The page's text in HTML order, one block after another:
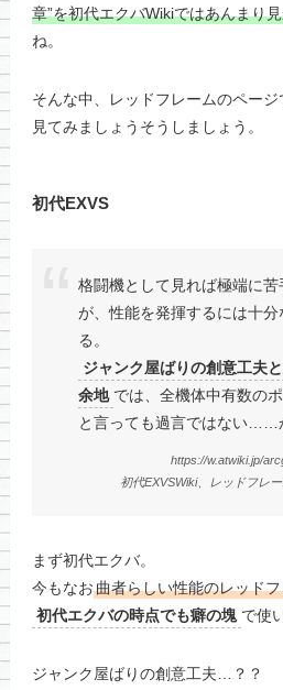
章”を初代エクバWikiではあんまり
ね。
そんな中、レッドフレームのペー
見てみましょうそうしましょう。
初代EXVS
格闘機として見れば極端に
が、性能を発揮するには十
る。
ジャンク屋ばりの創意工夫
余地 では、全機体中有数の
と言っても過言ではない……
https://w.atwiki.jp/
初代EXVSWiki、レッドフレ
まず初代エクバ。
今もなお曲者らしい性能のレッド
初代エクバの時点でも癖の塊 で使
ジャンク屋ばりの創意工夫…？？